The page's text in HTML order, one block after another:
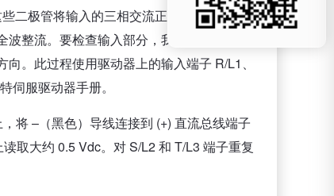
二极管将输入的三相交流正弦波转换为整流
整流。要检查输入部分，我们需要执行简单
。此过程使用驱动器上的输入端子 R/L1、
伺服驱动器手册。
将 –（黑色）导线连接到 (+) 直流总线端子
取大约 0.5 Vdc。对 S/L2 和 T/L3 端子重复